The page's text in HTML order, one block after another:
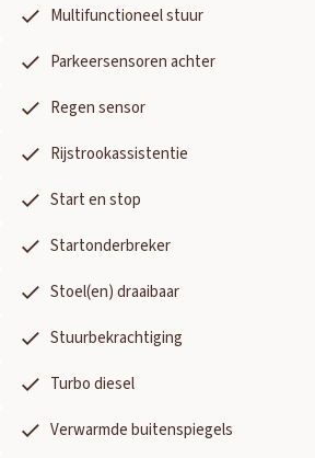
Multifunctioneel stuur
Parkeersensoren achter
Regen sensor
Rijstrookassistentie
Start en stop
Startonderbreker
Stoel(en) draaibaar
Stuurbekrachtiging
Turbo diesel
Verwarmde buitenspiegels